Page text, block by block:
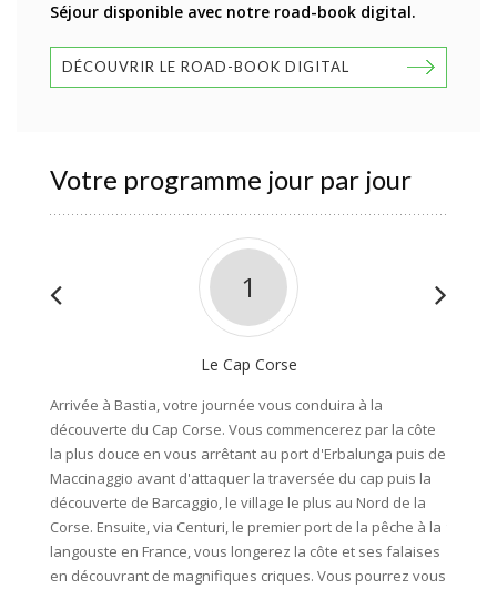
Séjour disponible avec notre road-book digital.
DÉCOUVRIR LE ROAD-BOOK DIGITAL
Votre programme jour par jour
1
Le Cap Corse
Arrivée à Bastia, votre journée vous conduira à la
découverte du Cap Corse. Vous commencerez par la côte
la plus douce en vous arrêtant au port d'Erbalunga puis de
Maccinaggio avant d'attaquer la traversée du cap puis la
découverte de Barcaggio, le village le plus au Nord de la
Corse. Ensuite, via Centuri, le premier port de la pêche à la
langouste en France, vous longerez la côte et ses falaises
en découvrant de magnifiques criques. Vous pourrez vous